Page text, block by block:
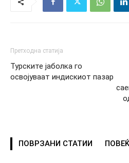
Претходна статија
Турските јаболка го
освојуваат индискиот пазар
ПОВРЗАНИ СТАТИИ